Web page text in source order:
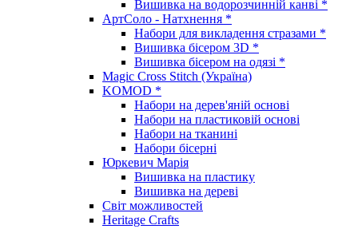
Вишивка на водорозчинній канві *
АртСоло - Натхнення *
Набори для викладення стразами *
Вишивка бісером 3D *
Вишивка бісером на одязі *
Magic Cross Stitch (Україна)
KOMOD *
Набори на дерев'яній основі
Набори на пластиковій основі
Набори на тканині
Набори бісерні
Юркевич Марія
Вишивка на пластику
Вишивка на дереві
Світ можливостей
Heritage Crafts